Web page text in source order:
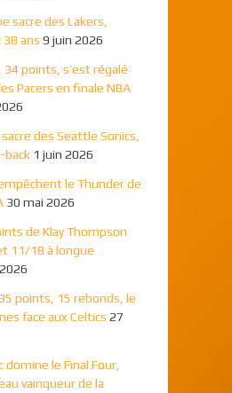
sacre des Lakers,
38 ans 9 juin 2026
34 points, s’est régalé
Pacers en finale NBA
des Seattle Sonics,
back 1 juin 2026
le Thunder de
30 mai 2026
de Klay Thompson
11/18 à longue
points, 15 rebonds, le
face aux Celtics 27
domine le Final Four,
vainqueur de la